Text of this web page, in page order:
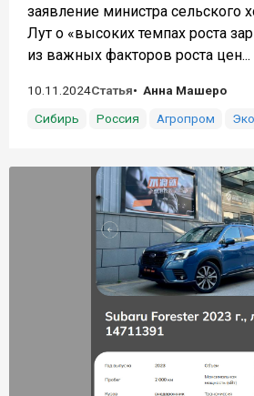
заявление министра сельского
Лут о «высоких темпах роста
из важных факторов роста цен...
10.11.2024Статья
Анна Машеро
Сибирь
Россия Агропром